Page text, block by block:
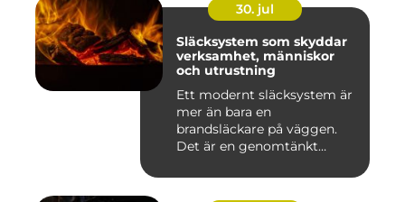
30. jul
Släcksystem som skyddar
verksamhet, människor
och utrustning
Ett modernt släcksystem är
mer än bara en
brandsläckare på väggen.
Det är en genomtänkt